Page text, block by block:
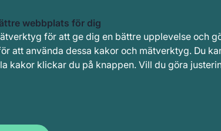
webbplats för dig
för att ge dig en bättre upplevelse och
att använda dessa kakor och mätverktyg. Du
kakor klickar du på knappen. Vill du göra